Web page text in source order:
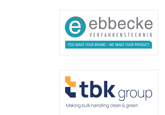
Newsletter.
Ihre Adresse wird nicht an
Dritte weitergegeben.
Zu unseren Datenschutz-
Bestimmungen.